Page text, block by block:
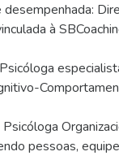
à
pessoas,